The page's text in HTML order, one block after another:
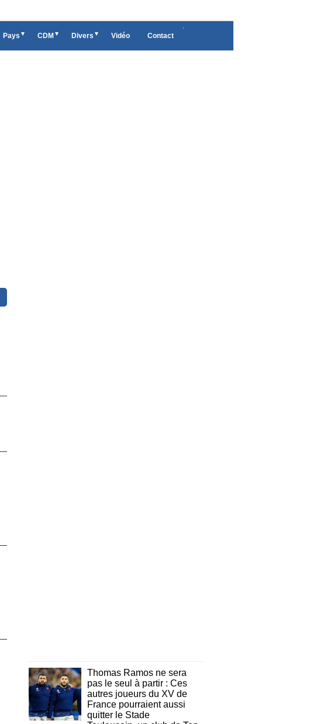
Pays
.
CDM Divers Vidéo Contact
Thomas Ramos ne sera
pas le seul à partir : Ces
autres joueurs du XV de
France pourraient aussi
quitter le Stade